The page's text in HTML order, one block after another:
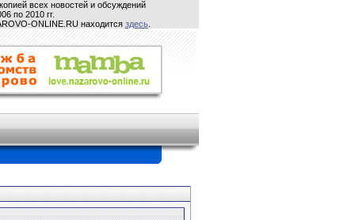
всех новостей и обсуждений
по 2010 гг.
ONLINE.RU находится здесь.